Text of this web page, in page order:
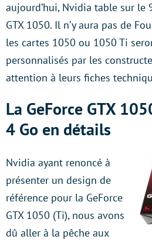
aujourd’hui, Nvidia table sur le
GTX 1050. Il n’y aura pas de
les cartes 1050 ou 1050 Ti
personnalisés par les
attention à leurs fiches
La GeForce GTX
4 Go en détails
Nvidia ayant renoncé à
présenter un design de
référence pour la GeForce
GTX 1050 (Ti), nous avons
dû aller à la pêche aux